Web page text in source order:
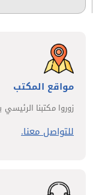
مواقع المكتب
زوروا مكتبنا
للتواصل معنا.